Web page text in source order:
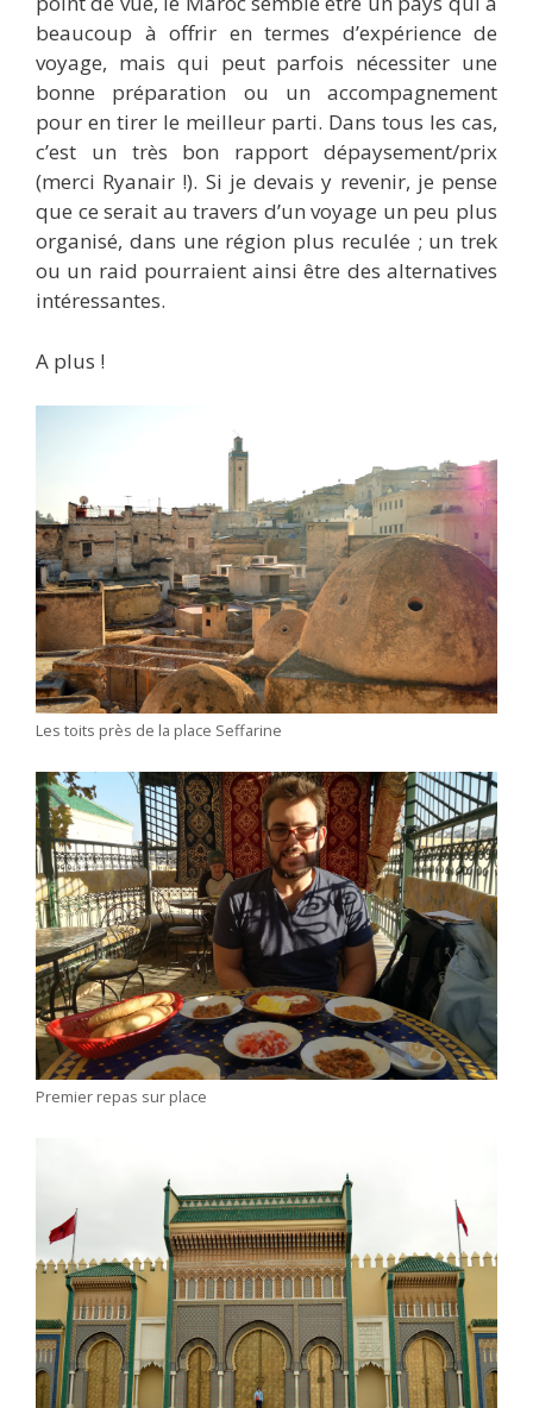
beaucoup à offrir en termes d’expérience de
voyage, mais qui peut parfois nécessiter une
bonne préparation ou un accompagnement
pour en tirer le meilleur parti. Dans tous les cas,
c’est un très bon rapport dépaysement/prix
(merci Ryanair !). Si je devais y revenir, je pense
que ce serait au travers d’un voyage un peu plus
organisé, dans une région plus reculée ; un trek
ou un raid pourraient ainsi être des alternatives
intéressantes.
A plus !
Les toits près de la place Seffarine
Premier repas sur place